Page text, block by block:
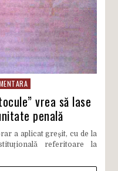
vrea să lase
penală
a aplicat greșit, cu de la
referitoare la